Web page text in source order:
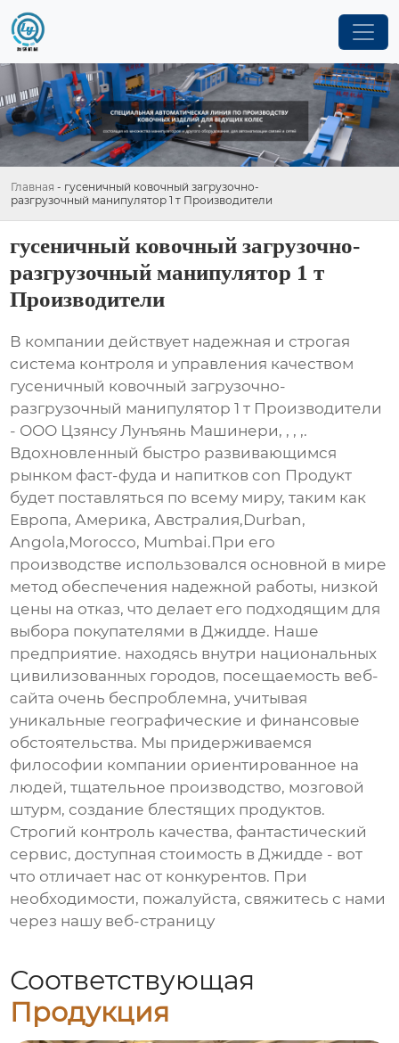
Главная - гусеничный ковочный загрузочно-
разгрузочный манипулятор 1 т Производители
гусеничный ковочный загрузочно-
разгрузочный манипулятор 1 т
Производители
В компании действует надежная и строгая
система контроля и управления качеством
гусеничный ковочный загрузочно-
разгрузочный манипулятор 1 т Производители
- ООО Цзянсу Лунъянь Машинери, , , ,.
Вдохновленный быстро развивающимся
рынком фаст-фуда и напитков con Продукт
будет поставляться по всему миру, таким как
Европа, Америка, Австралия,Durban,
Angola,Morocco, Mumbai.При его
производстве использовался основной в мире
метод обеспечения надежной работы, низкой
цены на отказ, что делает его подходящим для
выбора покупателями в Джидде. Наше
предприятие. находясь внутри национальных
цивилизованных городов, посещаемость веб-
сайта очень беспроблемна, учитывая
уникальные географические и финансовые
обстоятельства. Мы придерживаемся
философии компании ориентированное на
людей, тщательное производство, мозговой
штурм, создание блестящих продуктов.
Строгий контроль качества, фантастический
сервис, доступная стоимость в Джидде - вот
что отличает нас от конкурентов. При
необходимости, пожалуйста, свяжитесь с нами
через нашу веб-страницу
Соответствующая
Продукция